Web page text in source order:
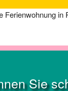
Ferienwohnung in
Sie